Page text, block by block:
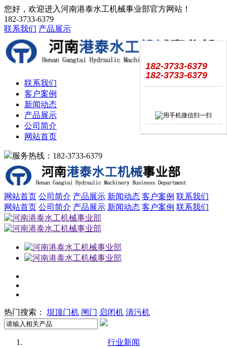
您好，欢迎进入河南港泰水工机械事业部官方网站！
182-3733-6379
联系我们 产品展示
联系我们
客户案例
新闻动态
产品展示
公司简介
网站首页
服务热线：182-3733-6379
网站首页 公司简介 产品展示 新闻动态 客户案例 联系我们
网站首页 公司简介 产品展示 新闻动态 客户案例 联系我们
热门搜索： 坝顶门机 闸门 启闭机 清污机
行业新闻
182-3733-6379
182-3733-6379